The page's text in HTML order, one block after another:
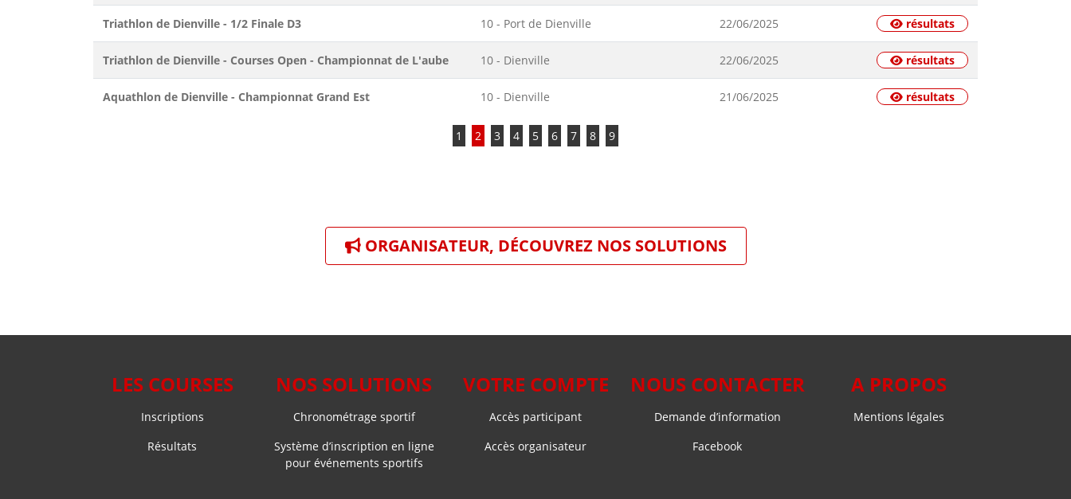
Triathlon de Dienville - 1/2 Finale D3 10 - Port de Dienville 22/06/2025 résultats
Triathlon de Dienville - Courses Open - Championnat de L'aube 10 - Dienville 22/06/2025 résultats
Aquathlon de Dienville - Championnat Grand Est 10 - Dienville 21/06/2025 résultats
1 2 3 4 5 6 7 8 9
ORGANISATEUR, DÉCOUVREZ NOS SOLUTIONS
LES COURSES
Inscriptions
Résultats
NOS SOLUTIONS
Chronométrage sportif
Système d’inscription en ligne
pour événements sportifs
VOTRE COMPTE
Accès participant
Accès organisateur
NOUS CONTACTER
Demande d’information
Facebook
A PROPOS
Mentions légales